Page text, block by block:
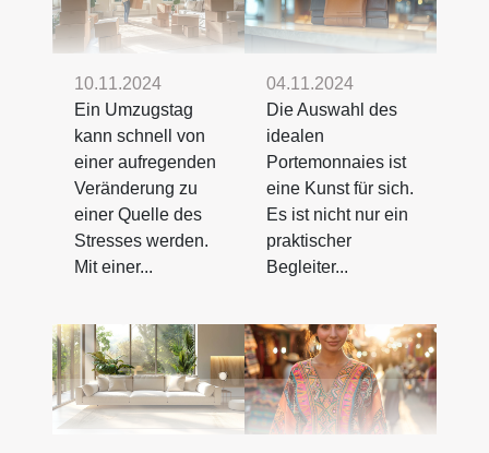
10.11.2024
Ein Umzugstag
kann schnell von
einer aufregenden
Veränderung zu
einer Quelle des
Stresses werden.
Mit einer...
04.11.2024
Die Auswahl des
idealen
Portemonnaies ist
eine Kunst für sich.
Es ist nicht nur ein
praktischer
Begleiter...